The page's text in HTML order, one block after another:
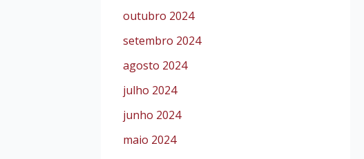
outubro 2024
setembro 2024
agosto 2024
julho 2024
junho 2024
maio 2024